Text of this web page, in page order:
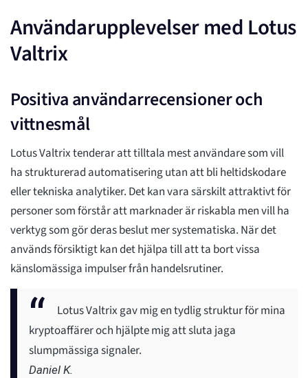
Användarupplevelser med Lotus
Valtrix
Positiva användarrecensioner och
vittnesmål
Lotus Valtrix tenderar att tilltala mest användare som vill
ha strukturerad automatisering utan att bli heltidskodare
eller tekniska analytiker. Det kan vara särskilt attraktivt för
personer som förstår att marknader är riskabla men vill ha
verktyg som gör deras beslut mer systematiska. När det
används försiktigt kan det hjälpa till att ta bort vissa
känslomässiga impulser från handelsrutiner.
Lotus Valtrix gav mig en tydlig struktur för mina
kryptoaffärer och hjälpte mig att sluta jaga
slumpmässiga signaler.
Daniel K.